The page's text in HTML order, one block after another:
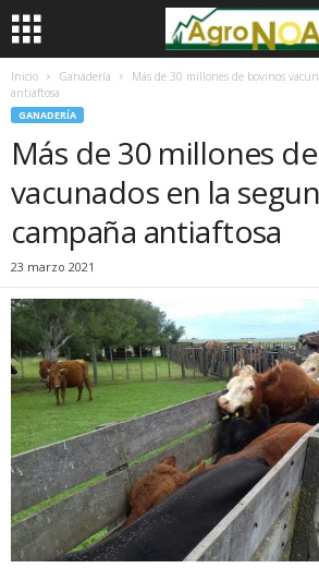
Inicio Ganadería
Más de 30 millones de bovinos
antiaftosa
GANADERÍA
Más de 30 millones
vacunados en la
campaña antiaftosa
23 marzo 2021